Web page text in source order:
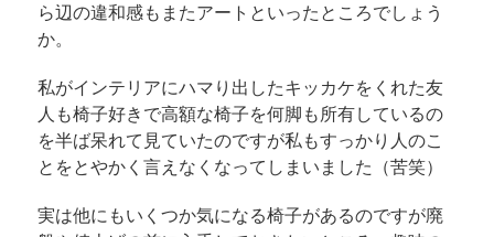
ら辺の違和感もまたアートといったところでしょう
か。
私がインテリアにハマり出したキッカケをくれた友
人も椅子好きで高額な椅子を何脚も所有しているの
を半ば呆れて見ていたのですが私もすっかり人のこ
とをとやかく言えなくなってしまいました（苦笑）
実は他にもいくつか気になる椅子があるのですが廃